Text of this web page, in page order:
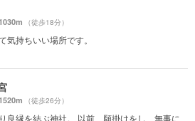
（徒歩18分）
気持ちいい場所です。
（徒歩26分）
良縁を結ぶ神社。 以前、願掛けをし、無事に